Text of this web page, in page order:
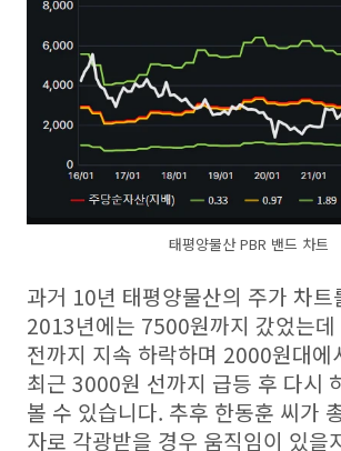
태평양물산 PBR 밴드 차트
과거 10년 태평양물산의 주가 차트
2013년에는 7500원까지 갔었는데
전까지 지속 하락하며 2000원대에
최근 3000원 선까지 급등 후 다시
볼 수 있습니다. 추후 한동훈 씨가
자로 각광받을 경우 움직임이 있을